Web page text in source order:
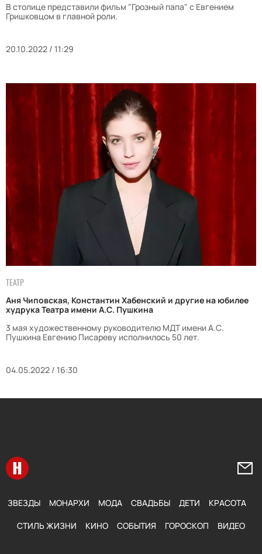
В столице представили фильм "Грозный папа" с Евгением
Гришковцом в главной роли.
20.10.2022 / 11:29
ТЕАТР
Аня Чиповская, Константин Хабенский и другие на юбилее
худрука Театра имени А.С. Пушкина
3 мая художественному руководителю МДТ имени А.С.
Пушкина Евгению Писареву исполнилось 50 лет.
04.05.2022 / 16:30
Перейти на главную
ЗВЕЗДЫ МОНАРХИ МОДА СВАДЬБЫ ДЕТИ КРАСОТА
СТИЛЬ ЖИЗНИ КИНО СОБЫТИЯ ГОРОСКОП ВИДЕО